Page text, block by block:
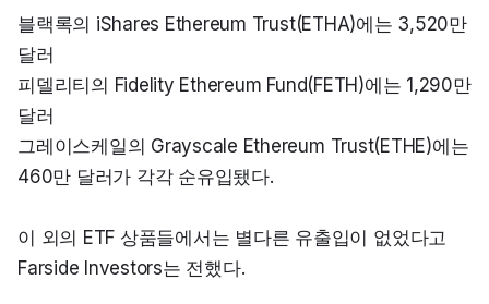
블랙록의 iShares Ethereum Trust(ETHA)에는 3,520만
달러
피델리티의 Fidelity Ethereum Fund(FETH)에는 1,290만
달러
그레이스케일의 Grayscale Ethereum Trust(ETHE)에는
460만 달러가 각각 순유입됐다.
이 외의 ETF 상품들에서는 별다른 유출입이 없었다고
Farside Investors는 전했다.